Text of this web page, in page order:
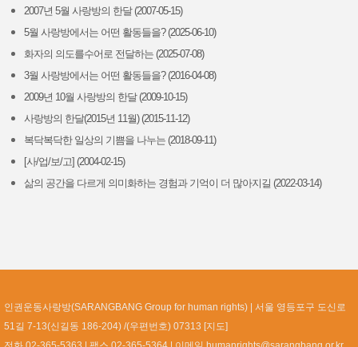
2007년 5월 사랑방의 한달 (2007-05-15)
5월 사랑방에서는 어떤 활동들을? (2025-06-10)
화자의 의도를수어로 전달하는 (2025-07-08)
3월 사랑방에서는 어떤 활동들을? (2016-04-08)
2009년 10월 사랑방의 한달 (2009-10-15)
사랑방의 한달(2015년 11월) (2015-11-12)
복닥복닥한 일상의 기쁨을 나누는 (2018-09-11)
[사/업/보/고] (2004-02-15)
삶의 공간을 다르게 의미화하는 경험과 기억이 더 많아지길 (2022-03-14)
인권운동사랑방(SARANGBANG Group for human rights)
서울 영등포구 도신로
51길 7-13(신길동 186-204) /(우편번호) 07313 [지도]